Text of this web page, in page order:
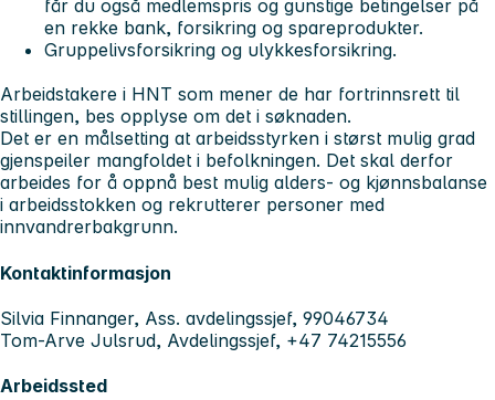
får du også medlemspris og gunstige betingelser på
en rekke bank, forsikring og spareprodukter.
Gruppelivsforsikring og ulykkesforsikring.
Arbeidstakere i HNT som mener de har fortrinnsrett til
stillingen, bes opplyse om det i søknaden.
Det er en målsetting at arbeidsstyrken i størst mulig grad
gjenspeiler mangfoldet i befolkningen. Det skal derfor
arbeides for å oppnå best mulig alders- og kjønnsbalanse
i arbeidsstokken og rekrutterer personer med
innvandrerbakgrunn.
Kontaktinformasjon
Silvia Finnanger, Ass. avdelingssjef, 99046734
Tom-Arve Julsrud, Avdelingssjef, +47 74215556
Arbeidssted